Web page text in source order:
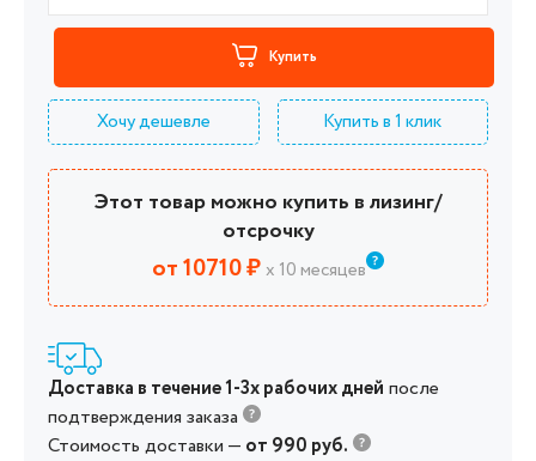
Купить
Хочу дешевле Купить в 1 клик
Этот товар можно купить в лизинг/
отсрочку
от 10710 ₽х 10 месяцев
Доставка в течение 1-3х рабочих дней после
подтверждения заказа
Стоимость доставки — от 990 руб.